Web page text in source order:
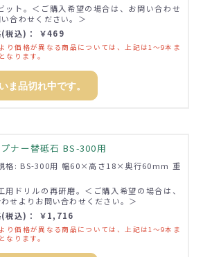
ット。＜ご購入希望の場合は、お問い合わせ
合わせください。＞
(税込)： ￥469
り価格が異なる商品については、上記は1～9本ま
なります。
ま品切れ中です。
ナー替砥石 BS-300用
格: BS-300用 幅60×高さ18×奥行60mm 重
用ドリルの再研磨。＜ご購入希望の場合は、
せよりお問い合わせください。＞
(税込)： ￥1,716
り価格が異なる商品については、上記は1～9本ま
なります。